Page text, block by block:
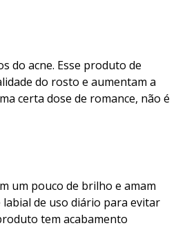
do acne. Esse produto de
do rosto e aumentam a
certa dose de romance, não é
um pouco de brilho e amam
de uso diário para evitar
tem acabamento